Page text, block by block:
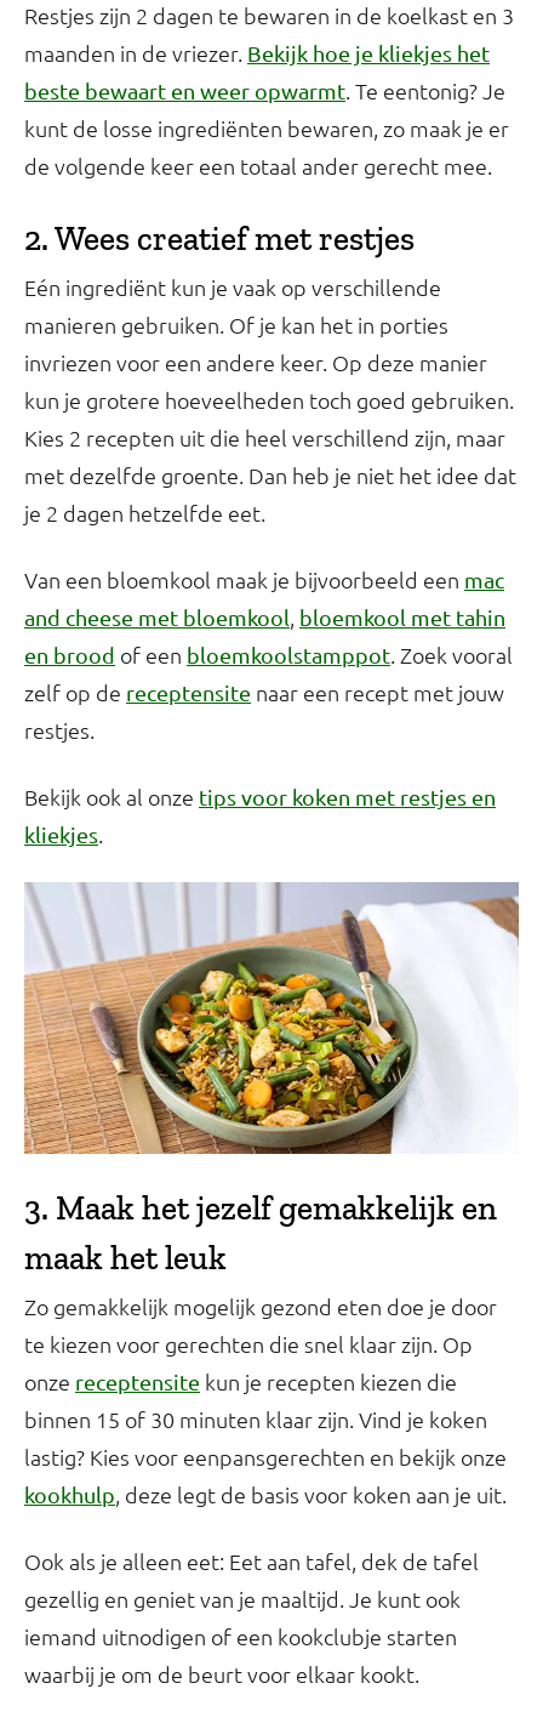
Restjes zijn 2 dagen te bewaren in de koelkast en 3
maanden in de vriezer. Bekijk hoe je kliekjes het
beste bewaart en weer opwarmt. Te eentonig? Je
kunt de losse ingrediënten bewaren, zo maak je er
de volgende keer een totaal ander gerecht mee.
2. Wees creatief met restjes
Eén ingrediënt kun je vaak op verschillende
manieren gebruiken. Of je kan het in porties
invriezen voor een andere keer. Op deze manier
kun je grotere hoeveelheden toch goed gebruiken.
Kies 2 recepten uit die heel verschillend zijn, maar
met dezelfde groente. Dan heb je niet het idee dat
je 2 dagen hetzelfde eet.
Van een bloemkool maak je bijvoorbeeld een mac
and cheese met bloemkool, bloemkool met tahin
en brood of een bloemkoolstamppot. Zoek vooral
zelf op de receptensite naar een recept met jouw
restjes.
Bekijk ook al onze tips voor koken met restjes en
kliekjes.
3. Maak het jezelf gemakkelijk en
maak het leuk
Zo gemakkelijk mogelijk gezond eten doe je door
te kiezen voor gerechten die snel klaar zijn. Op
onze receptensite kun je recepten kiezen die
binnen 15 of 30 minuten klaar zijn. Vind je koken
lastig? Kies voor eenpansgerechten en bekijk onze
kookhulp, deze legt de basis voor koken aan je uit.
Ook als je alleen eet: Eet aan tafel, dek de tafel
gezellig en geniet van je maaltijd. Je kunt ook
iemand uitnodigen of een kookclubje starten
waarbij je om de beurt voor elkaar kookt.